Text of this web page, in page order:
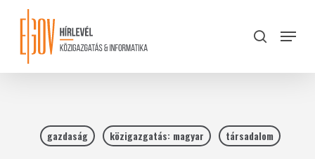
content
search
Menu
gazdaság közigazgatás: magyar társadalom
Close